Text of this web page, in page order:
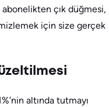
çık düğmesi,
için size gerçek
altında tutmayı